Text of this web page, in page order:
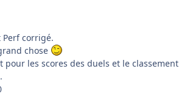
Perf corrigé.
chose
pour les scores des duels et le classement